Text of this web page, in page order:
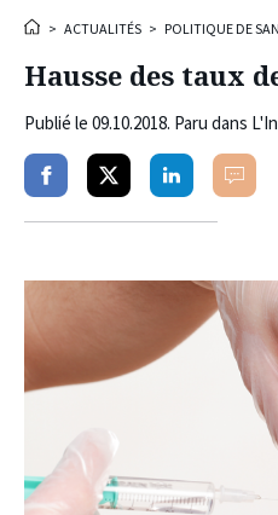
> ACTUALITÉS > POLITIQUE DE
Hausse des taux
Publié le 09.10.2018. Paru dans
PartagerPartagerPartager